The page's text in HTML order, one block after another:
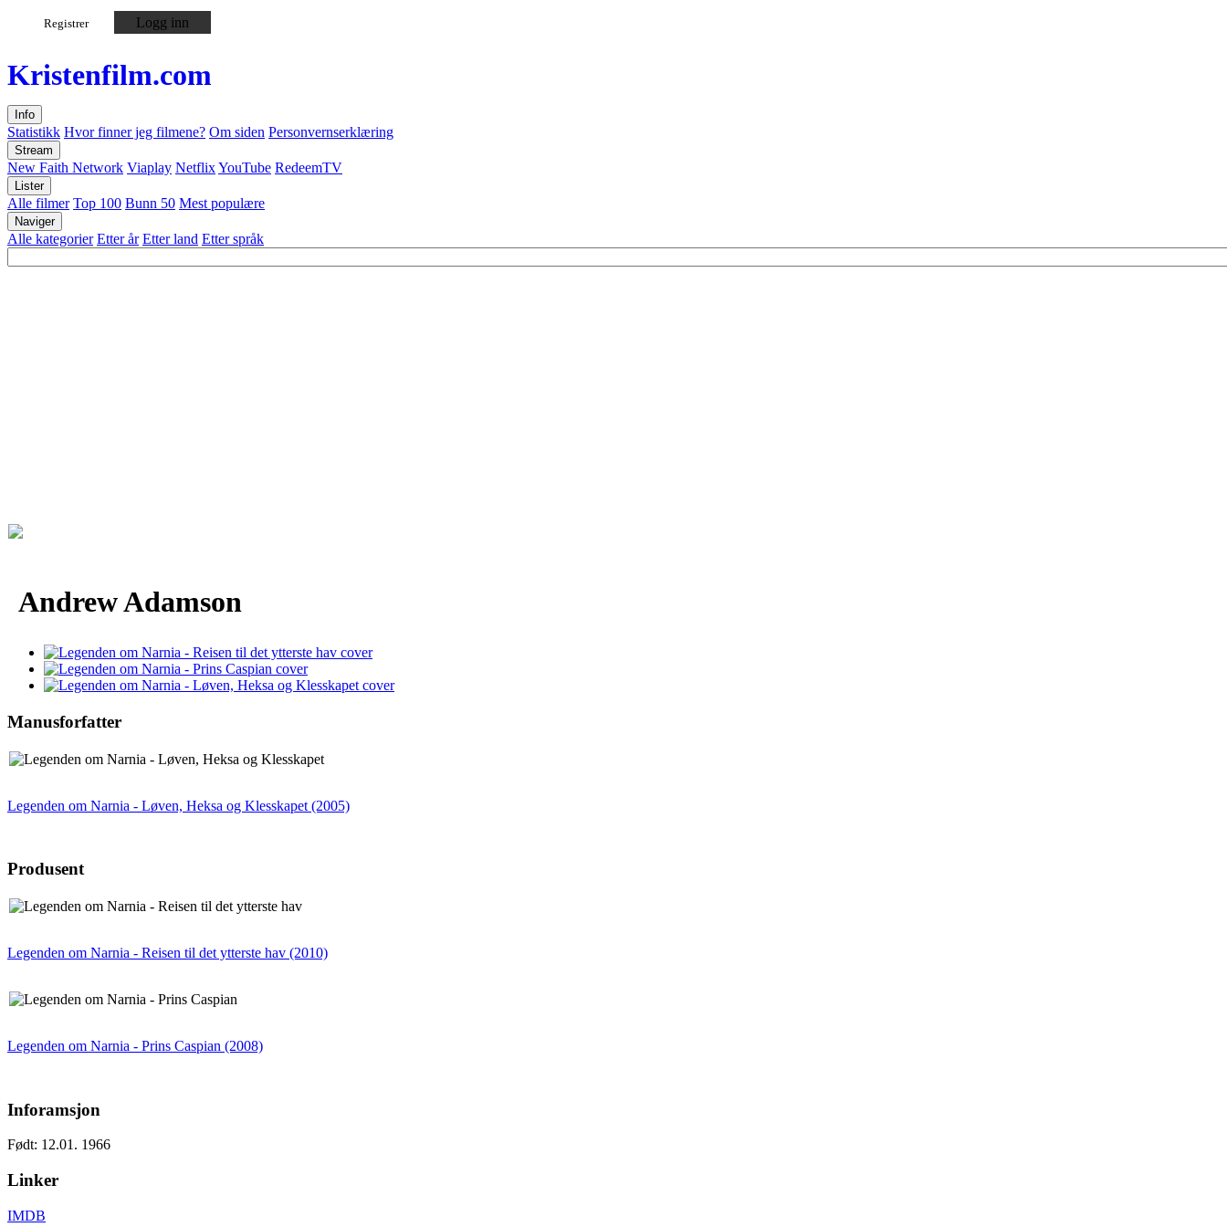
Registrer Logg inn
Kristenfilm.com
Info
Statistikk Hvor finner jeg filmene? Om siden Personvernserklæring
Stream
New Faith Network Viaplay NetflixYouTube RedeemTV
Lister
Alle filmer Top 100 Bunn 50 Mest populære
Naviger
Alle kategorier Etter år Etter land Etter språk
Andrew Adamson
Manusforfatter
Legenden om Narnia - Løven, Heksa og Klesskapet (2005)
Produsent
Legenden om Narnia - Reisen til det ytterste hav (2010)
Legenden om Narnia - Prins Caspian (2008)
Inforamsjon
Født: 12.01. 1966
Linker
IMDB